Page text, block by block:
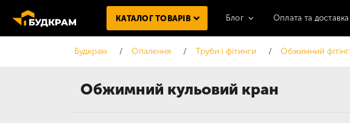
Обжимний кульовий кран
КАТАЛОГ ТОВАРІВ Блог Оплата та доставка
Будкрам Опалення Труби і фітинги Обжимний фітінг